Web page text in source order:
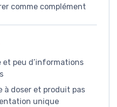
comme complément
et peu d’informations
à doser et produit pas
unique